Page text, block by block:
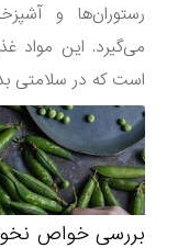
رستوران‌ها و
می‌گیرد. این مواد
است که در سلامتی بدن
بررسی خواص نخود